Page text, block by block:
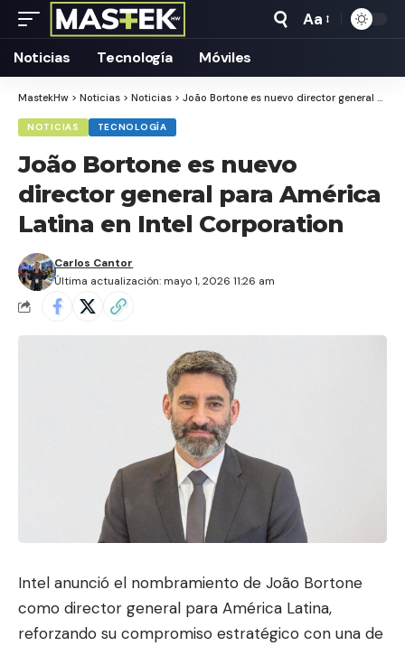
Tamaño
Aa
Noticias Tecnología Móviles
MastekHw > Noticias > Noticias > João Bortone es nuevo director general para América Latina en Intel Corporation
NOTICIAS TECNOLOGÍA
João Bortone es nuevo
director general para América
Latina en Intel Corporation
Última actualización: mayo 1, 2026 11:26 am
Carlos Cantor
Intel anunció el nombramiento de João Bortone
como director general para América Latina,
reforzando su compromiso estratégico con una de